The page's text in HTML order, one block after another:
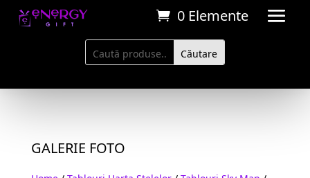
0 Elemente
GALERIE FOTO